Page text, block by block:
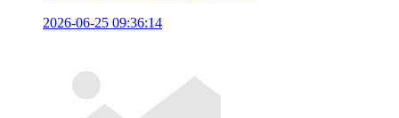
2026-06-25 09:36:14